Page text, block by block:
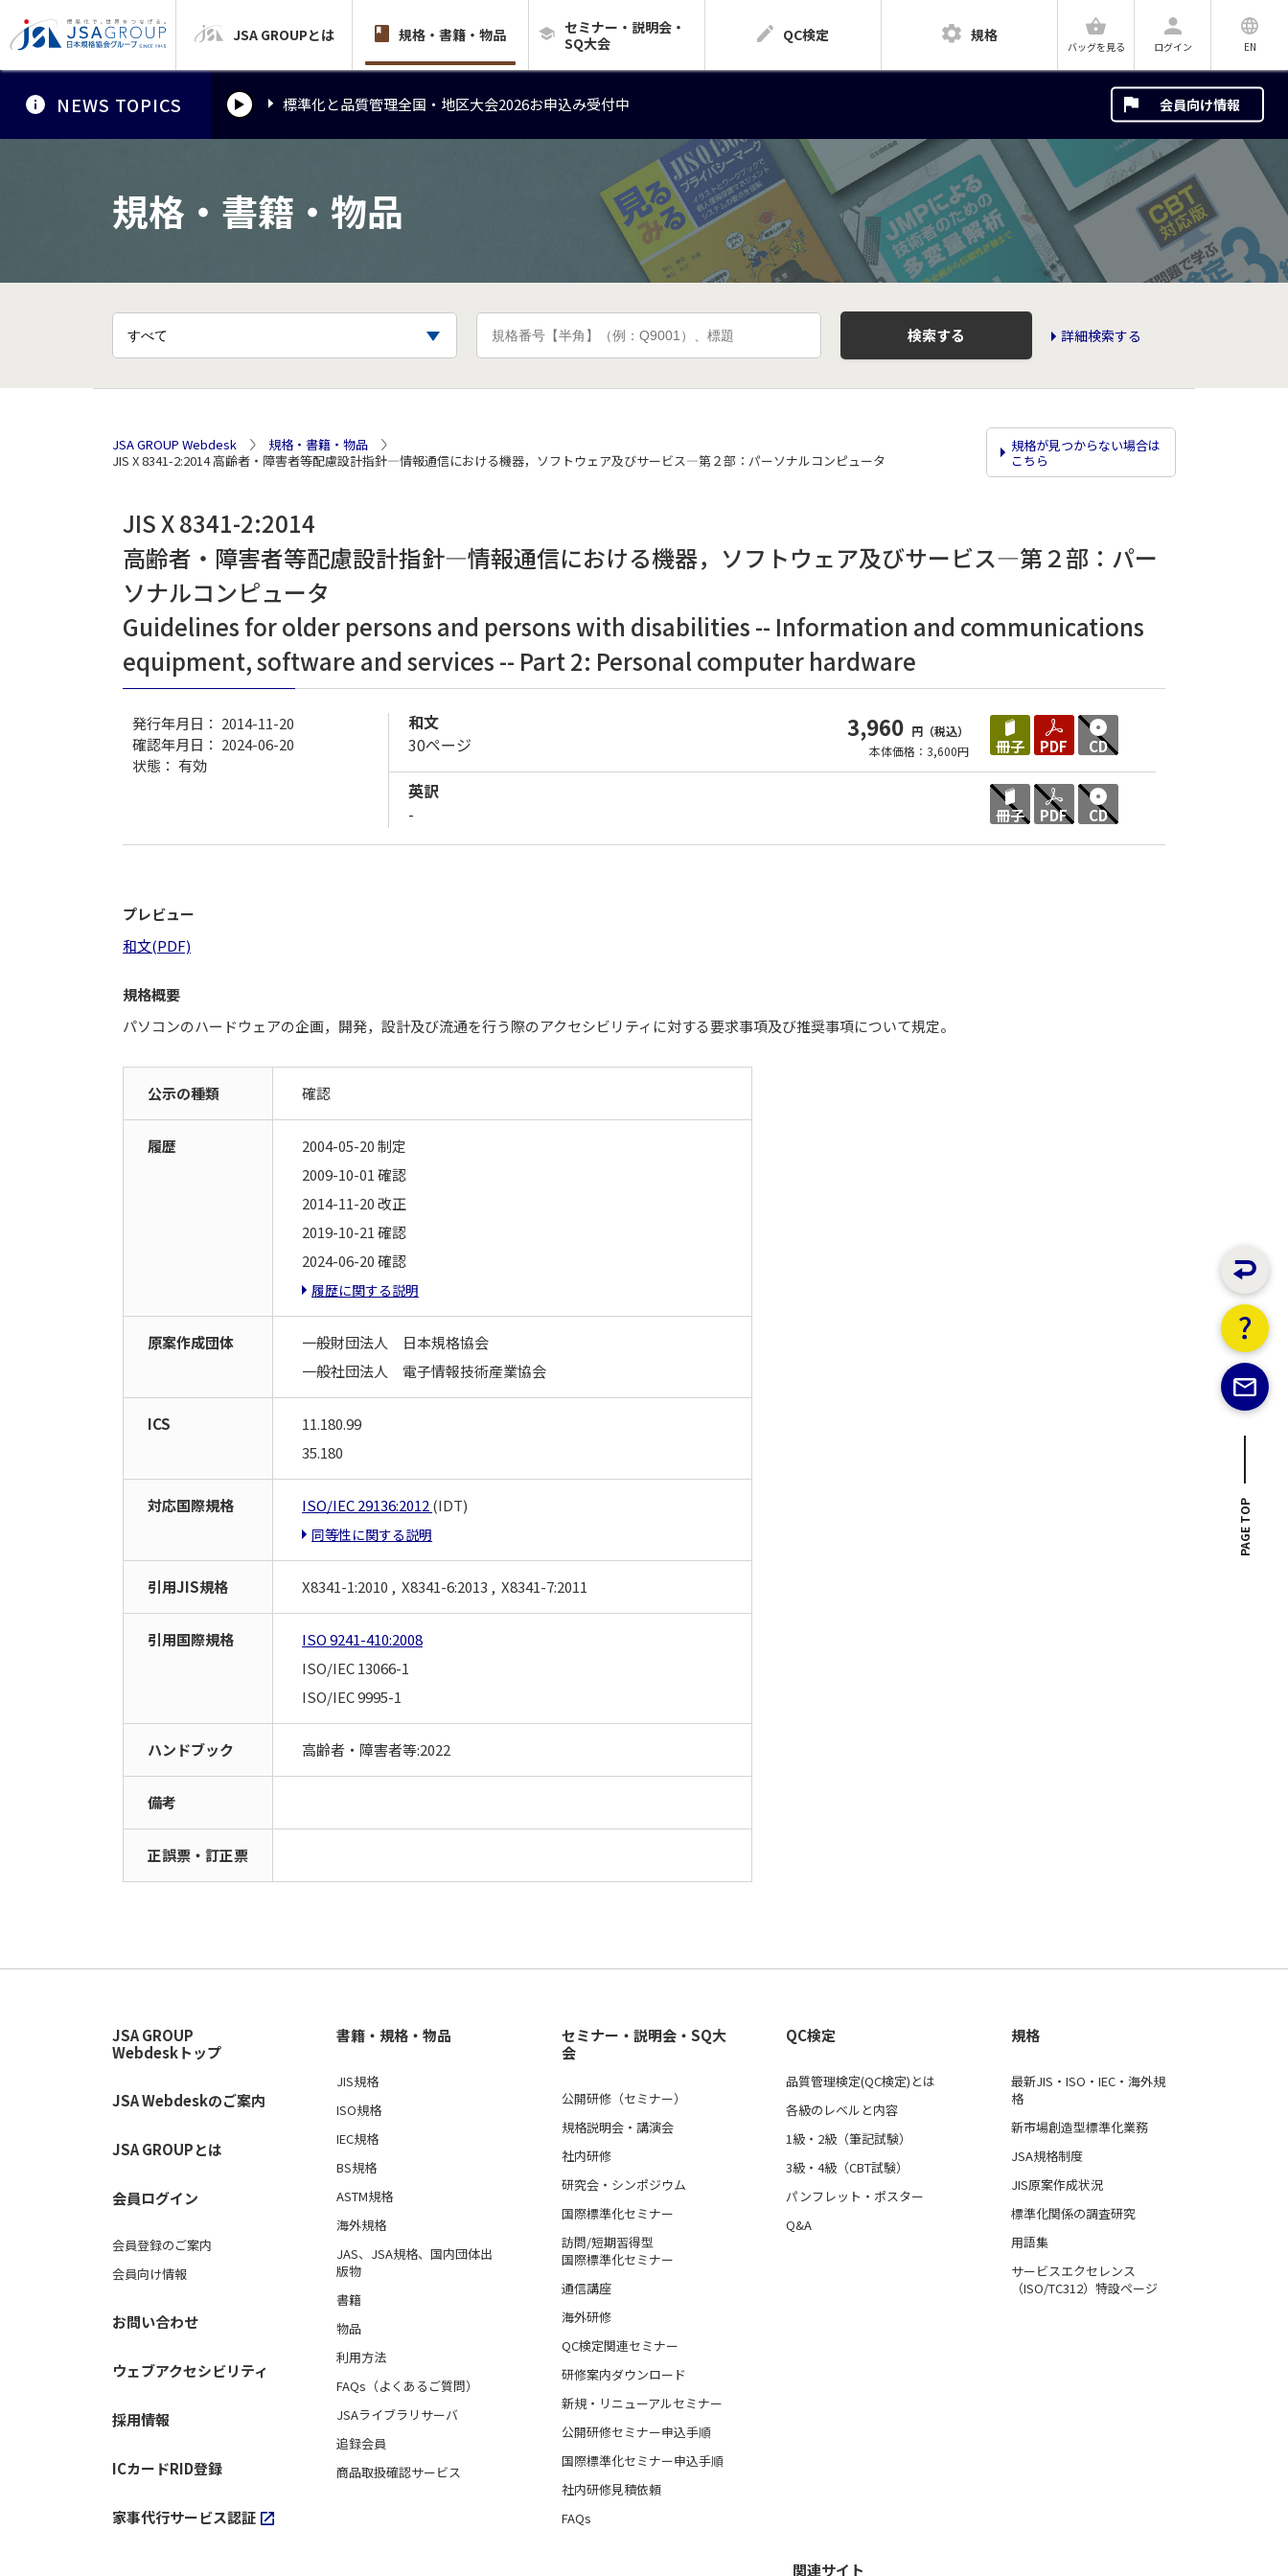
JSA GROUPとは 規格・書籍・物品
セミナー・説明会・
SQ大会
QC検定 規格
バッグを見る ログイン EN
NEWS TOPICS
標準化と品質管理全国・地区大会2026お申込み受付中
標準化と品質管理全国・地区大会2026お申込み受付中
標準化と品質管理全国・地区大会2026お申込み受付中
会員向け情報
規格・書籍・物品
検索する 詳細検索する
JSA GROUP Webdesk
規格・書籍・物品
JIS X 8341-2:2014 高齢者・障害者等配慮設計指針―情報通信における機器，ソフトウェア及びサービス―第２部：パーソナルコンピュータ
規格が見つからない場合は
こちら
JIS X 8341-2:2014
高齢者・障害者等配慮設計指針―情報通信における機器，ソフトウェア及びサービス―第２部：パー
ソナルコンピュータ
Guidelines for older persons and persons with disabilities -- Information and communications
equipment, software and services -- Part 2: Personal computer hardware
発行年月日： 2014-11-20
確認年月日： 2024-06-20
状態：有効
和文
30ページ
3,960 円（税込）
本体価格：3,600円
冊子 PDF CD
英訳
-
冊子 PDF CD
プレビュー
和文(PDF)
規格概要
パソコンのハードウェアの企画，開発，設計及び流通を行う際のアクセシビリティに対する要求事項及び推奨事項について規定。
公示の種類 確認
履歴
2004-05-20 制定
2009-10-01 確認
2014-11-20 改正
2019-10-21 確認
2024-06-20 確認
履歴に関する説明
原案作成団体
一般財団法人 日本規格協会
一般社団法人 電子情報技術産業協会
ICS
11.180.99
35.180
対応国際規格 ISO/IEC 29136:2012(IDT)
同等性に関する説明
引用JIS規格 X8341-1:2010 , X8341-6:2013 , X8341-7:2011
引用国際規格
ISO 9241-410:2008
ISO/IEC 13066-1
ISO/IEC 9995-1
ハンドブック 高齢者・障害者等:2022
備考
正誤票・訂正票
JSA GROUP
Webdeskトップ
JSA Webdeskのご案内
JSA GROUPとは
会員ログイン
会員登録のご案内
会員向け情報
お問い合わせ
ウェブアクセシビリティ
採用情報
ICカードRID登録
家事代行サービス認証
書籍・規格・物品
JIS規格
ISO規格
IEC規格
BS規格
ASTM規格
海外規格
JAS、JSA規格、国内団体出
版物
書籍
物品
利用方法
FAQs（よくあるご質問）
JSAライブラリサーバ
追録会員
商品取扱確認サービス
セミナー・説明会・SQ大
会
公開研修（セミナー）
規格説明会・講演会
社内研修
研究会・シンポジウム
国際標準化セミナー
訪問/短期習得型
国際標準化セミナー
通信講座
海外研修
QC検定関連セミナー
研修案内ダウンロード
新規・リニューアルセミナー
公開研修セミナー申込手順
国際標準化セミナー申込手順
社内研修見積依頼
FAQs
QC検定
品質管理検定(QC検定)とは
各級のレベルと内容
1級・2級（筆記試験）
3級・4級（CBT試験）
パンフレット・ポスター
Q&A
規格
最新JIS・ISO・IEC・海外規
格
新市場創造型標準化業務
JSA規格制度
JIS原案作成状況
標準化関係の調査研究
用語集
サービスエクセレンス
（ISO/TC312）特設ページ
関連サイト
PAGE TOP